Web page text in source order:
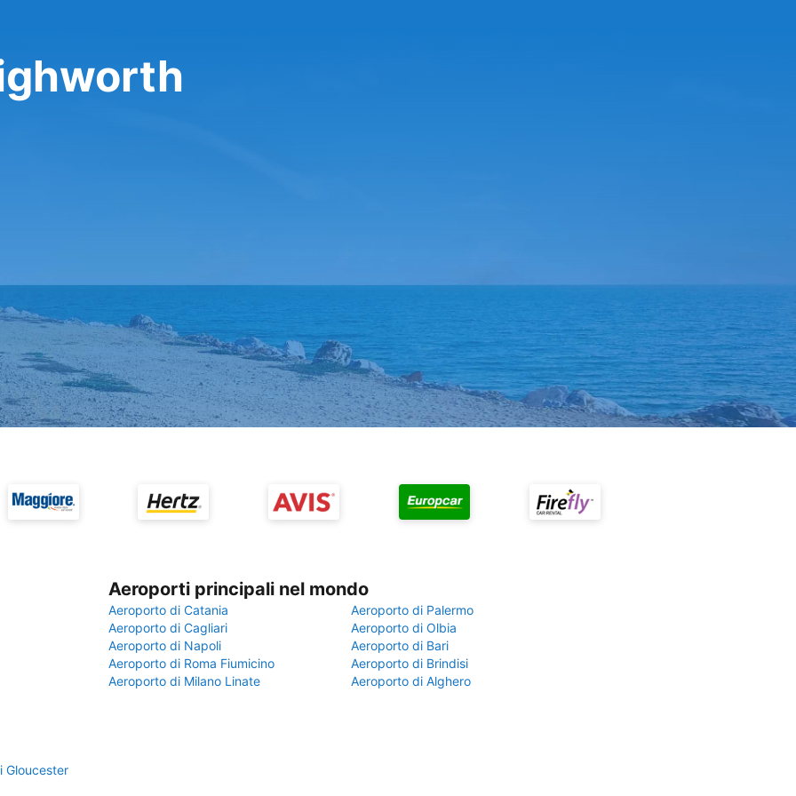
Aeroporti principali nel mondo
Aeroporto di Catania
Aeroporto di Palermo
Aeroporto di Cagliari
Aeroporto di Olbia
Aeroporto di Napoli
Aeroporto di Bari
Aeroporto di Roma Fiumicino
Aeroporto di Brindisi
Aeroporto di Milano Linate
Aeroporto di Alghero
Gloucester